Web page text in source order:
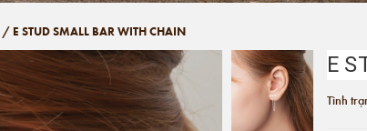
/ E STUD SMALL BAR WITH CHAIN
E
Tình